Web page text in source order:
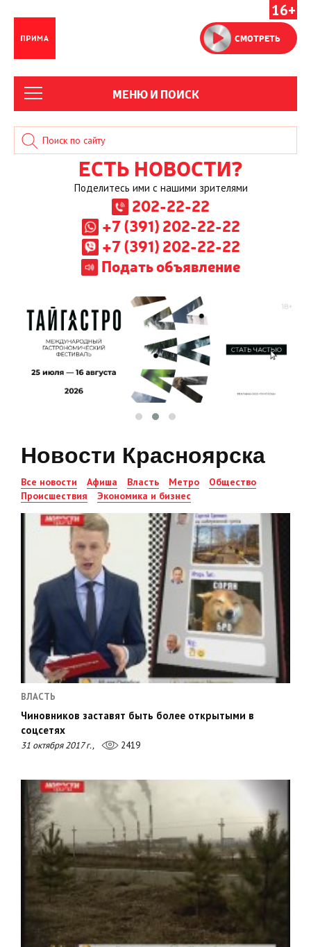
16+
СМОТРЕТЬ
МЕНЮ И ПОИСК
ЕСТЬ НОВОСТИ?
Поделитесь ими с нашими зрителями
202-22-22
+7 (391) 202-22-22
+7 (391) 202-22-22
Подать объявление
Новости Красноярска
Все новости Афиша Власть Метро
Общество
Происшествия
Экономика и бизнес
ВЛАСТЬ
Чиновников заставят быть более открытыми в
соцсетях
31 октября 2017 г., 2419